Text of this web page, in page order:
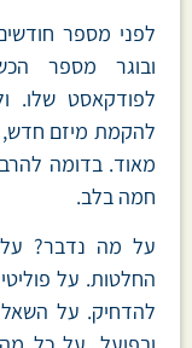
לפני מספר
לפודקאסט שלו.
להקמת מיזם חדש,
מאוד. בדומה
חמה בלב.
על מה נדבר?
החלטות. על
להדחיק. על